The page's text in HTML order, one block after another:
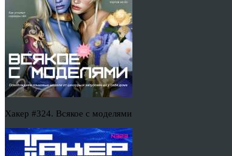
Хакер #324. Всякое с моделями